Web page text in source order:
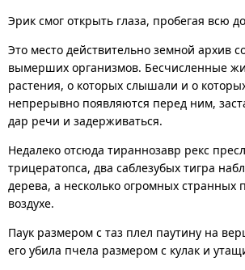
Эрик смог открыть глаза, пробегая всю
Это место действительно земной архив
вымерших организмов. Бесчисленные
растения, о которых слышали и о
непрерывно появляются перед ним,
дар речи и задерживаться.
Недалеко отсюда тираннозавр рекс
трицератопса, два саблезубых тигра
дерева, а несколько огромных странных
воздухе.
Паук размером с таз плел паутину на
его убила пчела размером с кулак и